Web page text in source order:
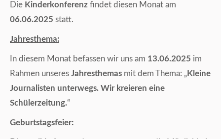
Die Kinderkonferenz findet diesen Monat am
06.06.2025 statt.
Jahresthema:
In diesem Monat befassen wir uns am 13.06.2025 im
Rahmen unseres Jahresthemas mit dem Thema: „ Kleine
Journalisten unterwegs. Wir kreieren eine
Schülerzeitung.“
Geburtstagsfeier: